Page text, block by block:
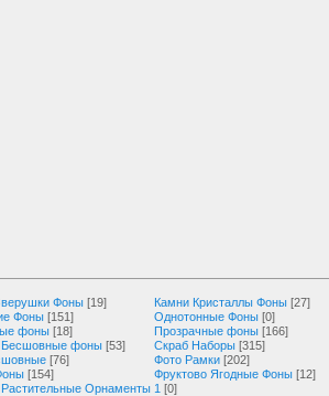
Фоны [19] Камни Кристаллы Фоны [27]
Фоны [151] Однотонные Фоны [0]
фоны [18] Прозрачные фоны [166]
Бесшовные фоны [53] Скраб Наборы [315]
[76] Фото Рамки [202]
[154] Фруктово Ягодные Фоны [12]
Растительные Орнаменты 1 [0]